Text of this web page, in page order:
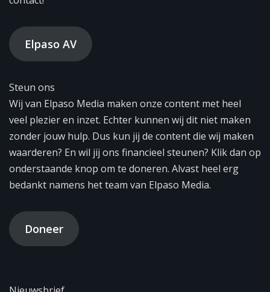
Elpaso AV
Steun ons
Wij van Elpaso Media maken onze content met heel
veel plezier en inzet. Echter kunnen wij dit niet maken
zonder jouw hulp. Dus kun jij de content die wij maken
waarderen? En wil jij ons financieel steunen? Klik dan op
onderstaande knop om te doneren. Alvast heel erg
bedankt namens het team van Elpaso Media.
Doneer